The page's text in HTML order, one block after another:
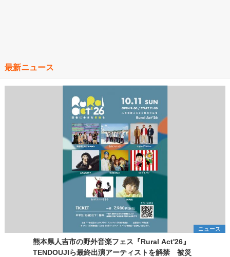
最新ニュース
ニュース
熊本県人吉市の野外音楽フェス『Rural Act'26』
TENDOUJIら最終出演アーティストを解禁 被災